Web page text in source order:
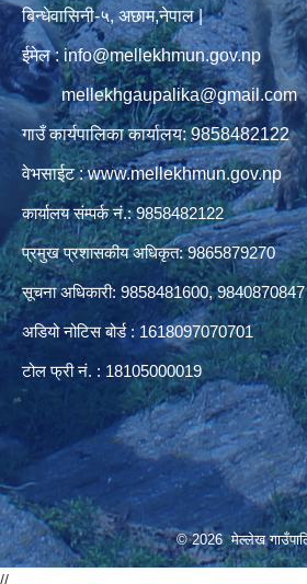
बिन्धेवासिनी-५, अछाम,नेपाल |
ईमेल : info@mellekhmun.gov.np
mellekhgaupalika@gmail.com
गाउँ कार्यपालिका कार्यालय: 9858482122
वेभसाईट : www.mellekhmun.gov.np
कार्यालय संम्पर्क नं.: 9858482122
प्रमुख प्रशासकीय अधिकृत: 9865879270
सूचना अधिकारी: 9858481600, 9840870847
अडियो नोटिस बोर्ड : 1618097070701
टोल फ्री नं. : 18105000019
© 2026 मेल्लेख
//